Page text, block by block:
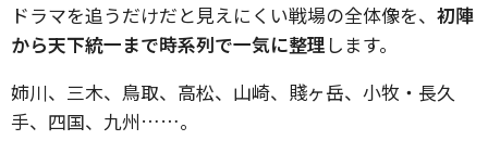
ドラマを追うだけだと見えにくい戦場の全体像を、 初陣
から天下統一まで時系列で一気に整理 します。
姉川、三木、鳥取、高松、山崎、賤ヶ岳、小牧・長久
手、四国、九州……。